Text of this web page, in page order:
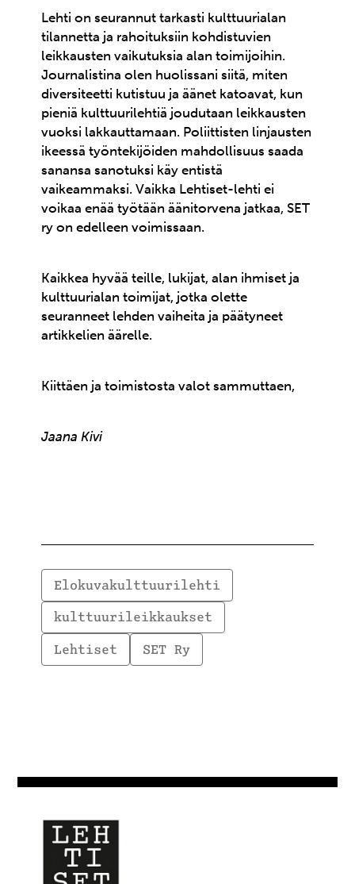
Lehti on seurannut tarkasti kulttuurialan
tilannetta ja rahoituksiin kohdistuvien
leikkausten vaikutuksia alan toimijoihin.
Journalistina olen huolissani siitä, miten
diversiteetti kutistuu ja äänet katoavat, kun
pieniä kulttuurilehtiä joudutaan leikkausten
vuoksi lakkauttamaan. Poliittisten linjausten
ikeessä työntekijöiden mahdollisuus saada
sanansa sanotuksi käy entistä
vaikeammaksi. Vaikka Lehtiset-lehti ei
voikaa enää työtään äänitorvena jatkaa, SET
ry on edelleen voimissaan.
Kaikkea hyvää teille, lukijat, alan ihmiset ja
kulttuurialan toimijat, jotka olette
seuranneet lehden vaiheita ja päätyneet
artikkelien äärelle.
Kiittäen ja toimistosta valot sammuttaen,
Jaana Kivi
Elokuvakulttuurilehti
kulttuurileikkaukset
Lehtiset
SET Ry